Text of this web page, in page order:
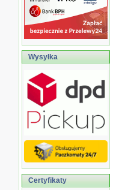
Wysyłka
Certyfikaty